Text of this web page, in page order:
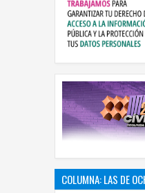
COLUMNA: LAS DE